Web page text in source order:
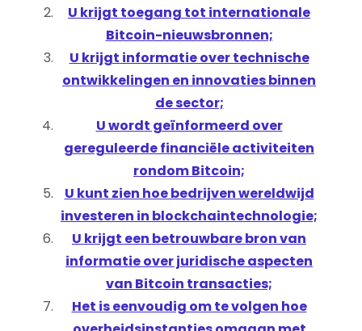
U krijgt toegang tot internationale
Bitcoin-nieuwsbronnen;
U krijgt informatie over technische
ontwikkelingen en innovaties binnen
de sector;
U wordt geïnformeerd over
gereguleerde financiële activiteiten
rondom Bitcoin;
U kunt zien hoe bedrijven wereldwijd
investeren in blockchaintechnologie;
U krijgt een betrouwbare bron van
informatie over juridische aspecten
van Bitcoin transacties;
Het is eenvoudig om te volgen hoe